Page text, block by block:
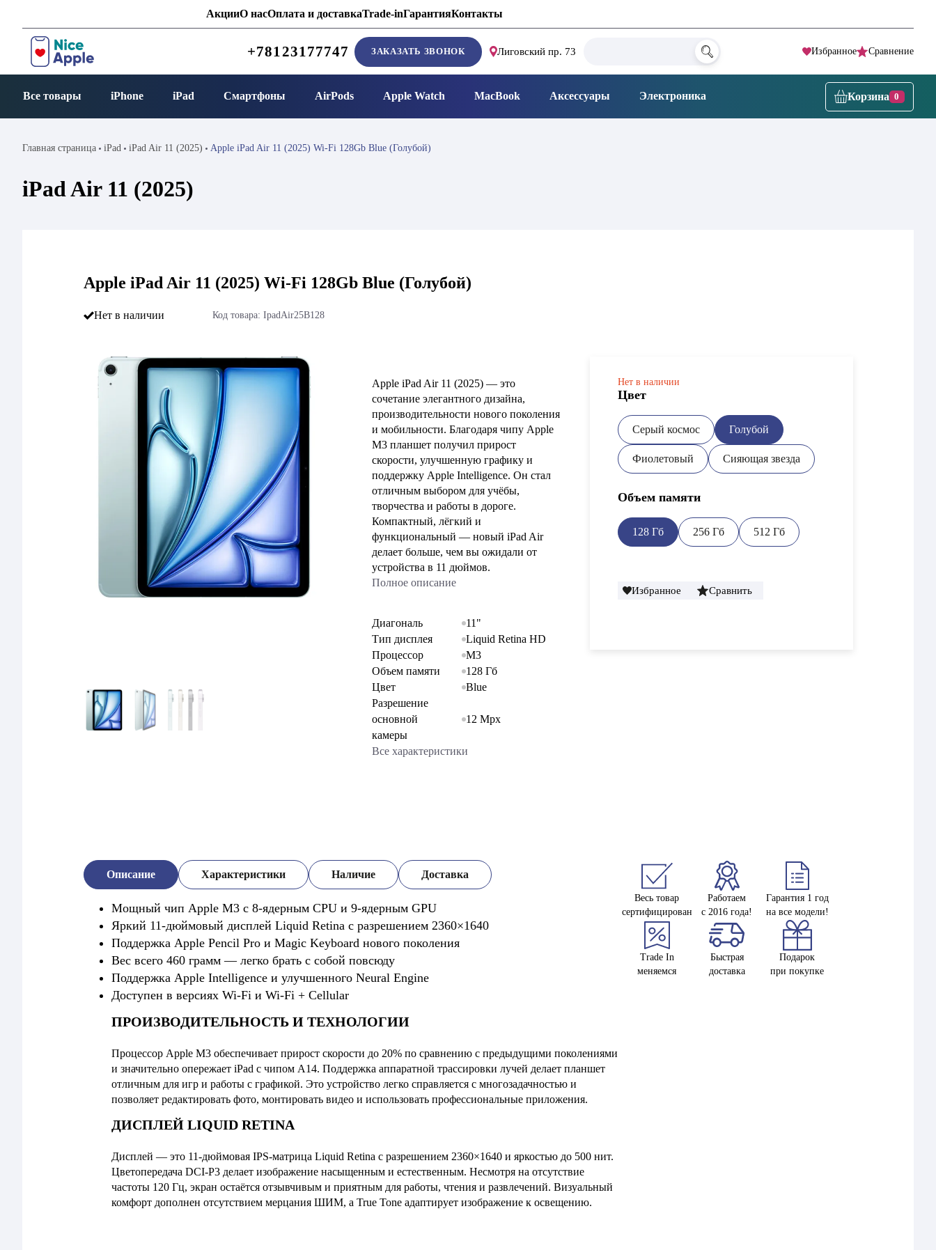
АкцииО насОплата и доставкаTrade-inГарантияКонтакты
+78123177747 ЗАКАЗАТЬ ЗВОНОК Лиговский пр. 73 Избранное Сравнение
Все товары iPhone iPad Смартфоны AirPods Apple Watch MacBook Аксессуары Электроника Корзина 0
Главная страница iPad iPad Air 11 (2025) Apple iPad Air 11 (2025) Wi-Fi 128Gb Blue (Голубой)
iPad Air 11 (2025)
Apple iPad Air 11 (2025) Wi-Fi 128Gb Blue (Голубой)
Нет в наличии Код товара: IpadAir25B128
Apple iPad Air 11 (2025) — это
сочетание элегантного дизайна,
производительности нового поколения
и мобильности. Благодаря чипу Apple
M3 планшет получил прирост
скорости, улучшенную графику и
поддержку Apple Intelligence. Он стал
отличным выбором для учёбы,
творчества и работы в дороге.
Компактный, лёгкий и
функциональный — новый iPad Air
делает больше, чем вы ожидали от
устройства в 11 дюймов.
Полное описание
Диагональ
11"
Тип дисплея
Liquid Retina HD
Процессор
M3
Объем памяти
128 Гб
Цвет
Blue
Разрешение
основной
камеры
12 Mpx
Все характеристики
Нет в наличии
Цвет
Серый космос Голубой
Фиолетовый Сияющая звезда
Объем памяти
128 Гб 256 Гб 512 Гб
Избранное Сравнить
Описание Характеристики Наличие Доставка
Мощный чип Apple M3 с 8-ядерным CPU и 9-ядерным GPU
Яркий 11-дюймовый дисплей Liquid Retina с разрешением 2360×1640
Поддержка Apple Pencil Pro и Magic Keyboard нового поколения
Вес всего 460 грамм — легко брать с собой повсюду
Поддержка Apple Intelligence и улучшенного Neural Engine
Доступен в версиях Wi-Fi и Wi-Fi + Cellular
ПРОИЗВОДИТЕЛЬНОСТЬ И ТЕХНОЛОГИИ
Процессор Apple M3 обеспечивает прирост скорости до 20% по сравнению с предыдущими поколениями
и значительно опережает iPad с чипом A14. Поддержка аппаратной трассировки лучей делает планшет
отличным для игр и работы с графикой. Это устройство легко справляется с многозадачностью и
позволяет редактировать фото, монтировать видео и использовать профессиональные приложения.
ДИСПЛЕЙ LIQUID RETINA
Дисплей — это 11-дюймовая IPS-матрица Liquid Retina с разрешением 2360×1640 и яркостью до 500 нит.
Цветопередача DCI-P3 делает изображение насыщенным и естественным. Несмотря на отсутствие
частоты 120 Гц, экран остаётся отзывчивым и приятным для работы, чтения и развлечений. Визуальный
комфорт дополнен отсутствием мерцания ШИМ, а True Tone адаптирует изображение к освещению.
Весь товар
сертифицирован
Работаем
с 2016 года!
Гарантия 1 год
на все модели!
Trade In
меняемся
Быстрая
доставка
Подарок
при покупке